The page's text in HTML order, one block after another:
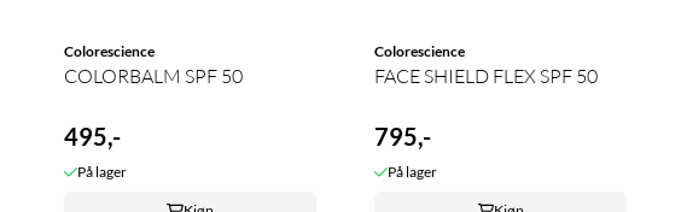
Colorescience
COLORBALM SPF 50
495,-
På lager
Colorescience
FACE SHIELD FLEX SPF 50
795,-
På lager